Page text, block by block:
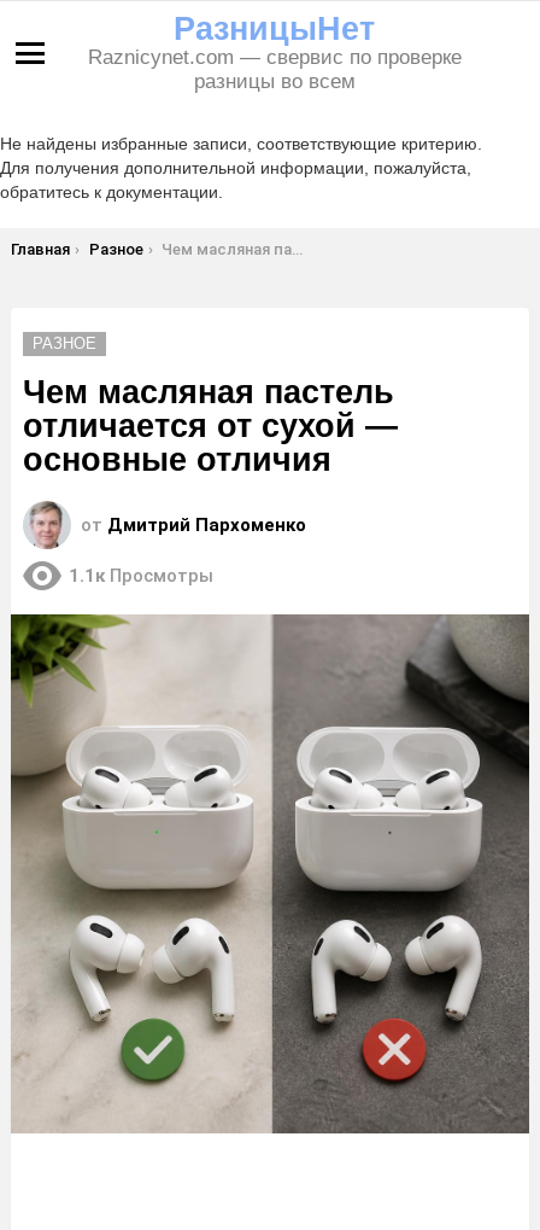
РазницыНет
Raznicynet.com — свервис по проверке
разницы во всем
Не найдены избранные записи, соответствующие критерию.
Для получения дополнительной информации, пожалуйста,
обратитесь к документации.
Вы здесь:
Главная Разное Чем масляная пастель отличается от сухой — основные отличия
РАЗНОЕ
Чем масляная пастель
отличается от сухой —
основные отличия
от Дмитрий Пархоменко
1.1к Просмотры